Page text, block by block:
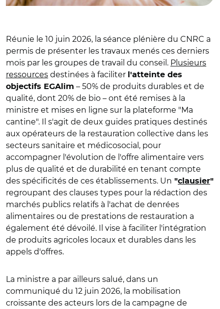
Réunie le 10 juin 2026, la séance plénière du CNRC a
permis de présenter les travaux menés ces derniers
mois par les groupes de travail du conseil. Plusieurs
ressources destinées à faciliter l'atteinte des
objectifs EGAlim – 50% de produits durables et de
qualité, dont 20% de bio – ont été remises à la
ministre et mises en ligne sur la plateforme "Ma
cantine". Il s'agit de deux guides pratiques destinés
aux opérateurs de la restauration collective dans les
secteurs sanitaire et médicosocial, pour
accompagner l'évolution de l'offre alimentaire vers
plus de qualité et de durabilité en tenant compte
des spécificités de ces établissements. Un "clausier"
regroupant des clauses types pour la rédaction des
marchés publics relatifs à l'achat de denrées
alimentaires ou de prestations de restauration a
également été dévoilé. Il vise à faciliter l'intégration
de produits agricoles locaux et durables dans les
appels d'offres.
La ministre a par ailleurs salué, dans un
communiqué du 12 juin 2026, la mobilisation
croissante des acteurs lors de la campagne de